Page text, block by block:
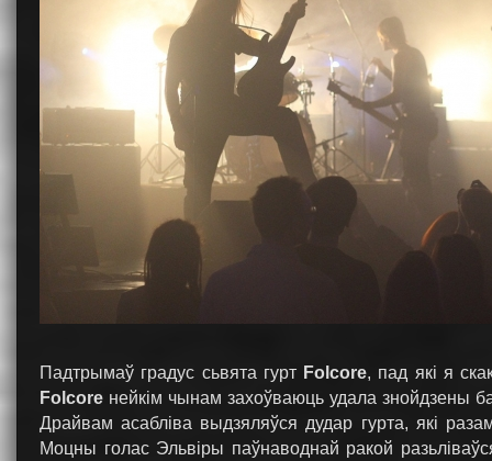
Падтрымаў градус сьвята гурт Folcore, пад які я
Folcore нейкім чынам захоўваюць удала знойдзены
Драйвам асабліва выдзяляўся дудар гурта, які
Моцны голас Эльвіры паўнаводнай ракой